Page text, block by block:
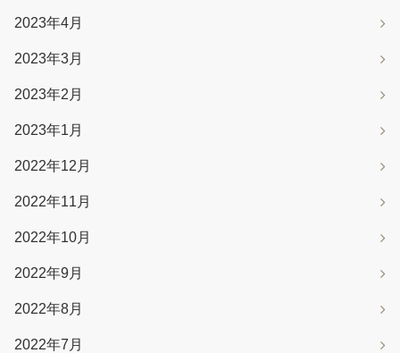
2023年4月
2023年3月
2023年2月
2023年1月
2022年12月
2022年11月
2022年10月
2022年9月
2022年8月
2022年7月